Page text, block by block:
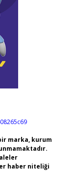
marka, kurum
haber niteliği